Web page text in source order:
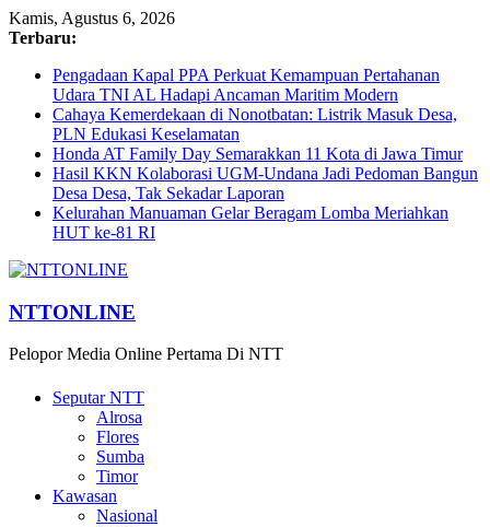
Kamis, Agustus 6, 2026
Terbaru:
Pengadaan Kapal PPA Perkuat Kemampuan Pertahanan
Udara TNI AL Hadapi Ancaman Maritim Modern
Cahaya Kemerdekaan di Nonotbatan: Listrik Masuk Desa,
PLN Edukasi Keselamatan
Honda AT Family Day Semarakkan 11 Kota di Jawa Timur
Hasil KKN Kolaborasi UGM-Undana Jadi Pedoman Bangun
Desa Desa, Tak Sekadar Laporan
Kelurahan Manuaman Gelar Beragam Lomba Meriahkan
HUT ke-81 RI
NTTONLINE
Pelopor Media Online Pertama Di NTT
Seputar NTT
Alrosa
Flores
Sumba
Timor
Kawasan
Nasional